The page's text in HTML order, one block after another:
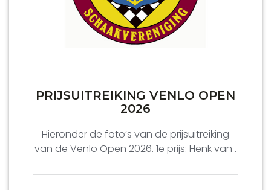
PRIJSUITREIKING VENLO OPEN
2026
Hieronder de foto’s van de prijsuitreiking
van de Venlo Open 2026. 1e prijs: Henk van .